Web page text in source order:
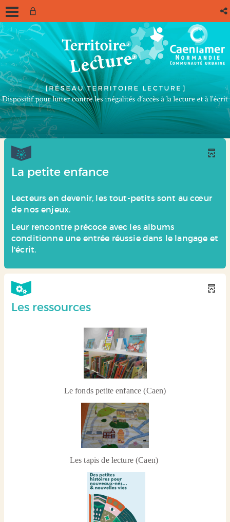
La petite enfance
Lecteurs en devenir, les tout-petits sont au cœur
de nos enjeux.
Leur rencontre précoce avec les albums
conditionne une entrée réussie dans le langage et
l'écrit.
Les ressources
Le fonds petite enfance (Caen)
Les tapis de lecture (Caen)